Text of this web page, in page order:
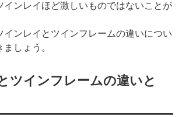
インレイほど激しいものではないことが
インレイとツインフレームの違いについ
しょう。
ツインフレームの違いと